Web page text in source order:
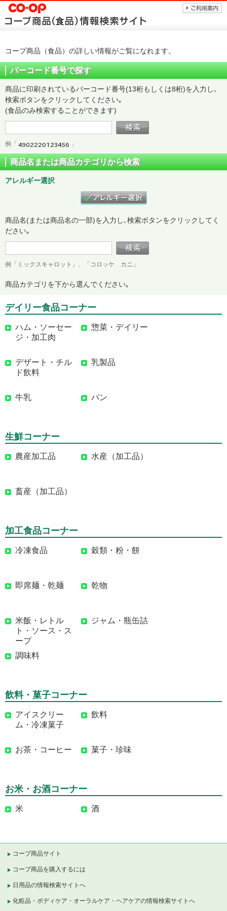
コープ商品（食品）の詳しい情報がご覧になれます。
バーコード番号で探す
商品に印刷されているバーコード番号(13桁もしくは8桁)を入力し､
検索ボタンをクリックしてください｡
(食品のみ検索することができます)
例「 」
商品名または商品カテゴリから検索
アレルギー選択
商品名(または商品名の一部)を入力し､検索ボタンをクリックしてく
ださい｡
例「ミックスキャロット」、「コロッケ カニ」
商品カテゴリを下から選んでください｡
デイリー食品コーナー
ハム・ソーセー
ジ・加工肉
惣菜・デイリー
デザート・チル
ド飲料
乳製品
牛乳 パン
生鮮コーナー
農産加工品 水産（加工品）
畜産（加工品）
加工食品コーナー
冷凍食品 穀類・粉・餅
即席麺・乾麺 乾物
米飯・レトル
ト・ソース・ス
ープ
ジャム・瓶缶詰
調味料
飲料・菓子コーナー
アイスクリー
ム・冷凍菓子
飲料
お茶・コーヒー 菓子・珍味
お米・お酒コーナー
米 酒
コープ商品サイト
コープ商品を購入するには
日用品の情報検索サイトへ
化粧品・ボディケア・オーラルケア・ヘアケアの情報検索サイトへ